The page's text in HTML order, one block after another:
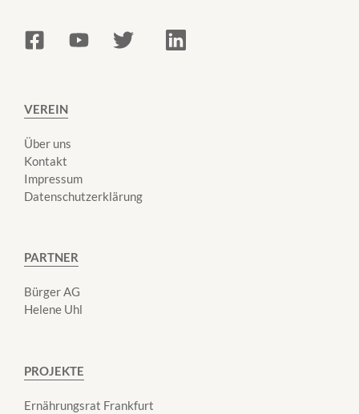
VEREIN
Über uns
Kontakt
Impressum
Datenschutzerklärung
PARTNER
Bürger AG
Helene Uhl
PROJEKTE
Ernährungsrat Frankfurt